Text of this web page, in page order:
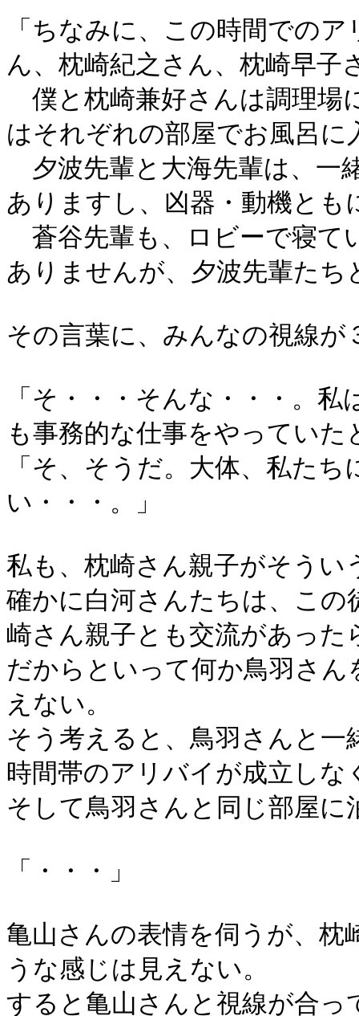
「ちなみに、この時間での
ん、枕崎紀之さん、枕崎早子
僕と枕崎兼好さんは調理場
はそれぞれの部屋でお風呂に
夕波先輩と大海先輩は、一
ありますし、凶器・動機とも
蒼谷先輩も、ロビーで寝て
ありませんが、夕波先輩たち
その言葉に、みんなの視線が
「そ・・・そんな・・・。
も事務的な仕事をやっていた
「そ、そうだ。大体、私た
い・・・。」
私も、枕崎さん親子がそう
確かに白河さんたちは、こ
崎さん親子とも交流があった
だからといって何か鳥羽さ
えない。
そう考えると、鳥羽さんと
時間帯のアリバイが成立しな
そして鳥羽さんと同じ部屋
「・・・」
亀山さんの表情を伺うが、枕
うな感じは見えない。
すると亀山さんと視線が合